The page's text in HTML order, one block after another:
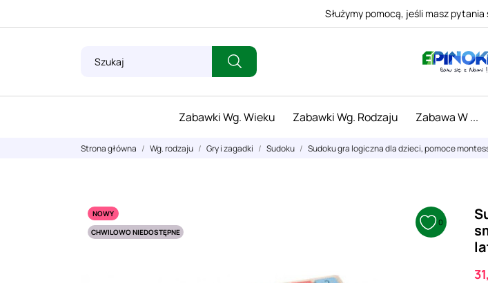
Służymy pomocą, jeśli masz
Zabawki Wg. Wieku Zabawki Wg. Rodzaju Zabawa W ...
Strona główna Wg. rodzaju Gry i zagadki Sudoku Sudoku gra logiczna dla dzieci, pomoce
NOWY
CHWILOWO NIEDOSTĘPNE
0